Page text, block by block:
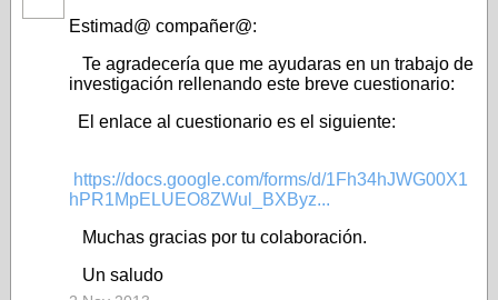
Estimad@ compañer@:
Te agradecería que me ayudaras en un trabajo de
investigación rellenando este breve cuestionario:
El enlace al cuestionario es el siguiente:
https://docs.google.com/forms/d/1Fh34hJWG00X1
hPR1MpELUEO8ZWul_BXByz...
Muchas gracias por tu colaboración.
Un saludo